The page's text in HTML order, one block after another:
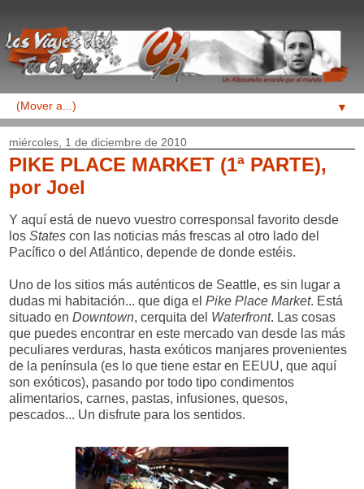
▼
miércoles, 1 de diciembre de 2010
PIKE PLACE MARKET (1ª PARTE),
por Joel
Y aquí está de nuevo vuestro corresponsal favorito desde
los States con las noticias más frescas al otro lado del
Pacífico o del Atlántico, depende de donde estéis.
Uno de los sitios más auténticos de Seattle, es sin lugar a
dudas mi habitación... que diga el Pike Place Market. Está
situado en Downtown, cerquita del Waterfront. Las cosas
que puedes encontrar en este mercado van desde las más
peculiares verduras, hasta exóticos manjares provenientes
de la península (es lo que tiene estar en EEUU, que aquí
son exóticos), pasando por todo tipo condimentos
alimentarios, carnes, pastas, infusiones, quesos,
pescados... Un disfrute para los sentidos.